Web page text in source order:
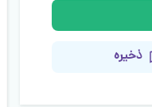
ذخیره